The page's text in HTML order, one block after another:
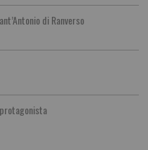
di Ranverso